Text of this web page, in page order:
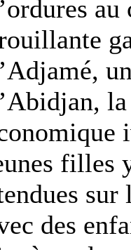
filles
sur
des